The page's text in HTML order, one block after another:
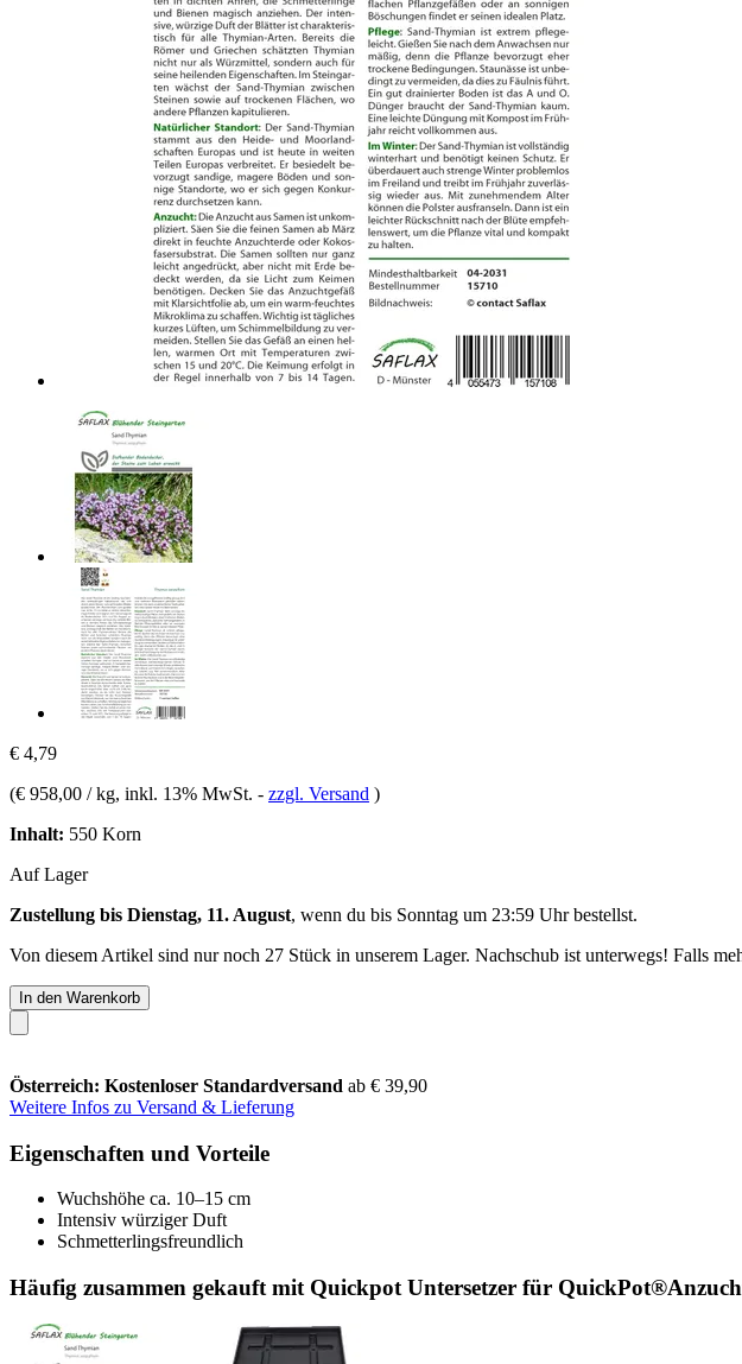
€ 4,79
(€ 958,00 / kg, inkl. 13% MwSt. - zzgl. Versand )
Inhalt: 550 Korn
Auf Lager
Zustellung bis Dienstag, 11. August, wenn du bis Sonntag um 23:59 Uhrbestellst.
Von diesem Artikel sind nur noch 27 Stück in unserem Lager. Nachschub ist unterwegs! Falls
In den Warenkorb
Österreich: Kostenloser Standardversand ab € 39,90
Weitere Infos zu Versand & Lieferung
Eigenschaften und Vorteile
Wuchshöhe ca. 10–15 cm
Intensiv würziger Duft
Schmetterlingsfreundlich
Häufig zusammen gekauft mit Quickpot Untersetzer für